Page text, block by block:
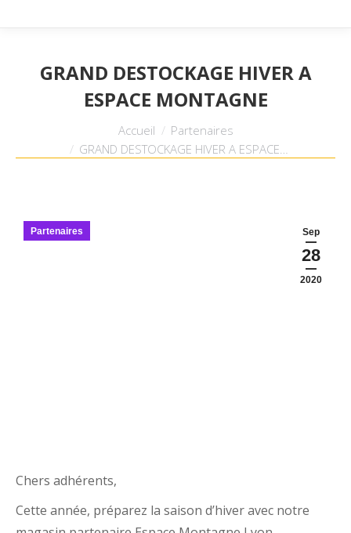
GRAND DESTOCKAGE HIVER A
ESPACE MONTAGNE
Accueil
Partenaires
GRAND DESTOCKAGE HIVER A ESPACE…
Sep
28
2020
Partenaires
Chers adhérents,
Cette année, préparez la saison d’hiver avec notre